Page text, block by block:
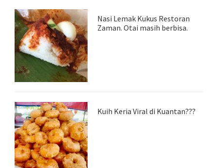
Nasi Lemak Kukus Restoran
Zaman. Otai masih berbisa.
Kuih Keria Viral di Kuantan???